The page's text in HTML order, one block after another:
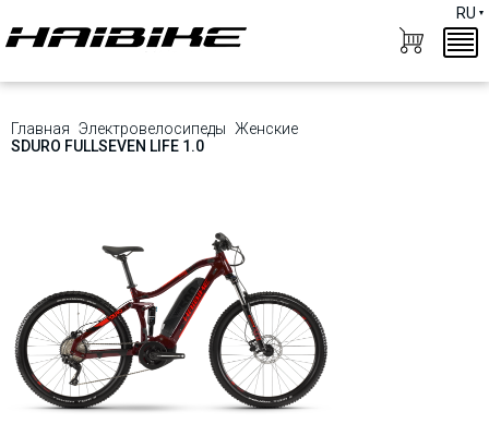
RU
Главная Электровелосипеды
Женские
SDURO FULLSEVEN LIFE 1.0